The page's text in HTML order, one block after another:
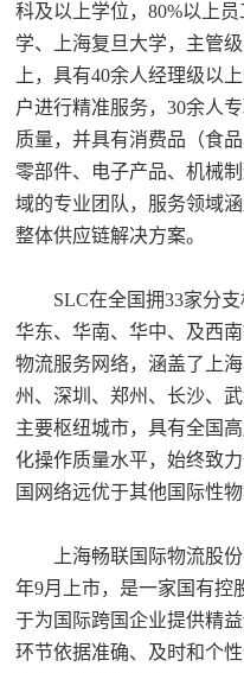
科及以上学位，80%以上
学、上海复旦大学，主管
上，具有40余人经理级以
户进行精准服务，30余人
质量，并具有消费品（食
零部件、电子产品、机械
域的专业团队，服务领域
整体供应链解决方案。
SLC在全国拥33家分支
华东、华南、华中、及西
物流服务网络，涵盖了上
州、深圳、郑州、长沙、
主要枢纽城市，具有全国
化操作质量水平，始终致
国网络远优于其他国际性物
上海畅联国际物流股份
年9月上市，是一家国有控
于为国际跨国企业提供精
环节依据准确、及时和个